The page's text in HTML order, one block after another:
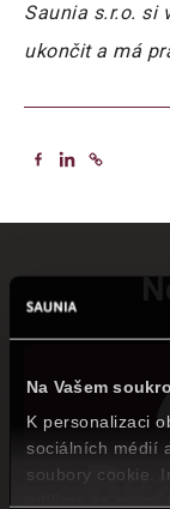
Na Vašem
K personalizaci
sociálních médií
soubory cookie.
Saunia s.r.o. si
ukončit a má